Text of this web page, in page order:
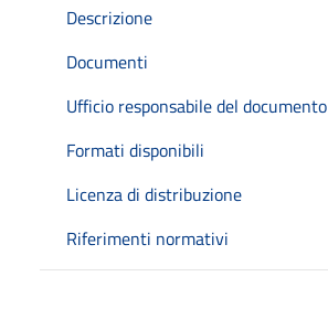
Descrizione
Documenti
Ufficio responsabile del documento
Formati disponibili
Licenza di distribuzione
Riferimenti normativi